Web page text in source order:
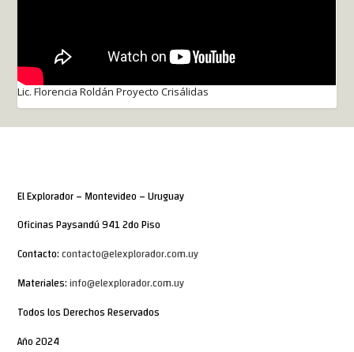
Lic. Florencia Roldán Proyecto Crisálidas
El Explorador – Montevideo – Uruguay
Oficinas Paysandú 941 2do Piso
Contacto:contacto@elexplorador.com.uy
Materiales:info@elexplorador.com.uy
Todos los Derechos Reservados
Año 2024